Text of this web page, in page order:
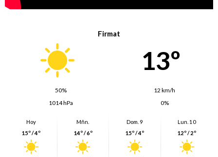
Firmat
13º
50%
12 km/h
1014 hPa
0%
Hoy
15º / 4º
Mñn.
14º / 6º
Dom. 9
15º / 4º
Lun. 10
12º / 2º